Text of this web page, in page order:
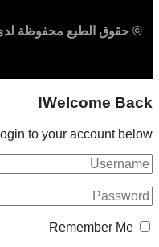
© حقوق الطبع محفوظة
Welcome Back!
to your account below
Remember Me